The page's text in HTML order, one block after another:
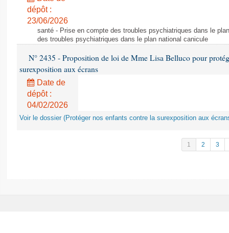
dépôt :
23/06/2026
santé - Prise en compte des troubles psychiatriques dans le
des troubles psychiatriques dans le plan national canicule
N° 2435 - Proposition de loi de Mme Lisa Belluco pour
surexposition aux écrans
Date de
dépôt :
04/02/2026
Voir le dossier (Protéger nos enfants contre la surexposition aux
1 2 3